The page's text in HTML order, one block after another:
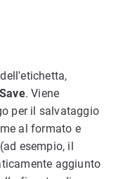
Save. Viene
per il salvataggio
al formato e
esempio, il
aggiunto